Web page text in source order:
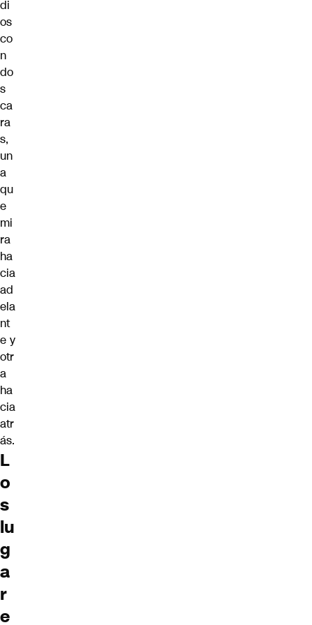
di
os
co
n
do
s
ca
ra
s,
un
a
qu
e
mi
ra
ha
cia
ad
ela
nt
e y
otr
a
ha
cia
atr
ás.
L
o
s
lu
g
a
r
e